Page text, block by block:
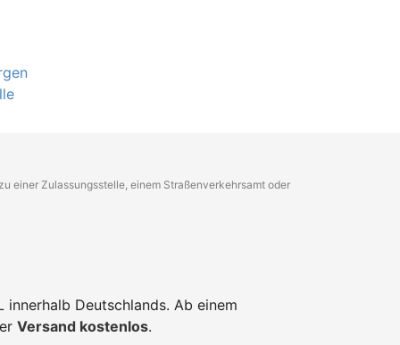
einer Zulassungsstelle, einem Straßenverkehrsamt oder
Deutschlands. Ab einem
Versand kostenlos.